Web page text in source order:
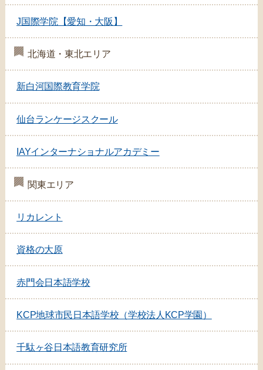
J国際学院【愛知・大阪】
北海道・東北エリア
新白河国際教育学院
仙台ランケージスクール
IAYインターナショナルアカデミー
関東エリア
リカレント
資格の大原
赤門会日本語学校
KCP地球市民日本語学校（学校法人KCP学園）
千駄ヶ谷日本語教育研究所